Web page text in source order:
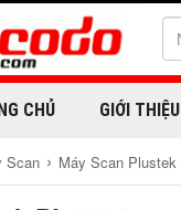
CHỦ GIỚI THIỆU
Scan › Máy Scan Plustek